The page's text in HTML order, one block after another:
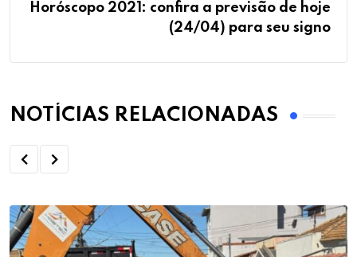
Horóscopo 2021: confira a previsão de hoje
(24/04) para seu signo
NOTÍCIAS RELACIONADAS